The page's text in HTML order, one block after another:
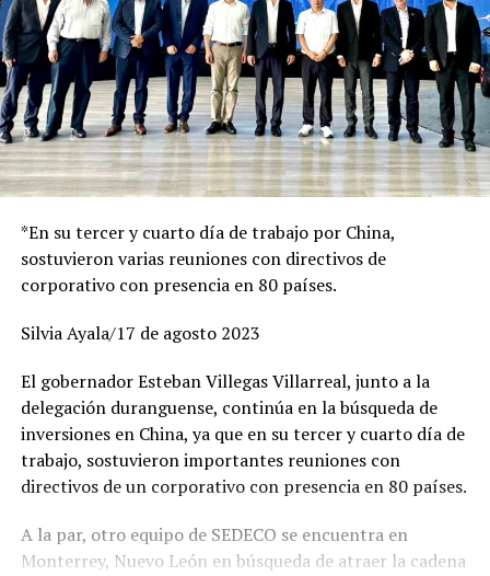
*En su tercer y cuarto día de trabajo por China,
sostuvieron varias reuniones con directivos de
corporativo con presencia en 80 países.
Silvia Ayala/17 de agosto 2023
El gobernador Esteban Villegas Villarreal, junto a la
delegación duranguense, continúa en la búsqueda de
inversiones en China, ya que en su tercer y cuarto día de
trabajo, sostuvieron importantes reuniones con
directivos de un corporativo con presencia en 80 países.
A la par, otro equipo de SEDECO se encuentra en
Monterrey, Nuevo León en búsqueda de atraer la cadena